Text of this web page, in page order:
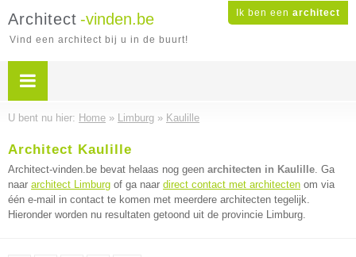
Ik ben een architect
Architect -vinden.be
Vind een architect bij u in de buurt!
U bent nu hier: Home » Limburg » Kaulille
Architect Kaulille
Architect-vinden.be bevat helaas nog geen architecten in Kaulille. Ga
naar architect Limburg of ga naar direct contact met architecten om via
één e-mail in contact te komen met meerdere architecten tegelijk.
Hieronder worden nu resultaten getoond uit de provincie Limburg.